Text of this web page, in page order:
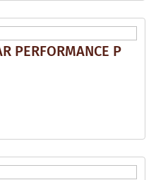
PERFORMANCE P